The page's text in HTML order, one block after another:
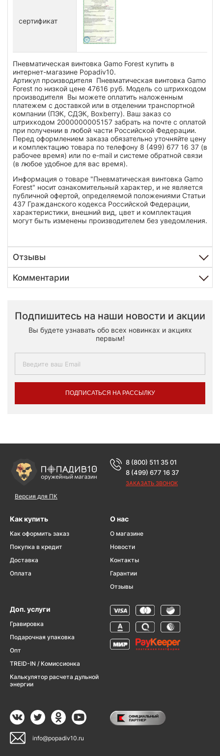
сертификат
Пневматическая винтовка Gamo Forest купить в
интернет-магазине Popadiv10.
Артикул производителя Пневматическая винтовка Gamo
Forest по низкой цене 47616 руб. Модель со штрихкодом
производителя Вы можете оплатить наложенным
платежем с доставкой или в отделении транспортной
компании (ПЭК, СДЭК, Boxberry). Ваш заказ со
штрихкодом 2000000005157 забрать на почте с оплатой
при получении в любой части Российской Федерации.
Перед оформлением заказа обязательно уточняйте цену
и комплектацию товара по телефону 8 (499) 677 16 37 (в
рабочее время) или по e-mail и системе обратной связи
(в любое удобное для вас время).
Информация о товаре "Пневматическая винтовка Gamo
Forest" носит ознакомительный характер, и не является
публичной офертой, определяемой положениями Статьи
437 Гражданского кодекса Российской Федерации,
характеристики, внешний вид, цвет и комплектация
могут быть изменены производителем без уведомления.
Отзывы
Комментарии
Подпишитесь на наши новости и акции
Вы будете узнавать обо всех новинках и акциях
первым!
ПОДПИСАТЬСЯ НА РАССЫЛКУ
Версия для ПК
8 (800) 511 35 01
8 (499) 677 16 37
ЗАКАЗАТЬ ЗВОНОК
Как купить
Как оформить заказ
Покупка в кредит
Доставка
Оплата
О нас
О магазине
Новости
Контакты
Гарантии
Отзывы
Доп. услуги
Гравировка
Подарочная упаковка
Опт
TREID-IN / Комиссионка
Калькулятор расчета дульной
энергии
info@popadiv10.ru